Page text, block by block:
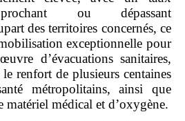
ou dépassant
des territoires concernés, ce
exceptionnelle pour
d’évacuations sanitaires,
le renfort de plusieurs centaines
métropolitains, ainsi que
matériel médical et d’oxygène.